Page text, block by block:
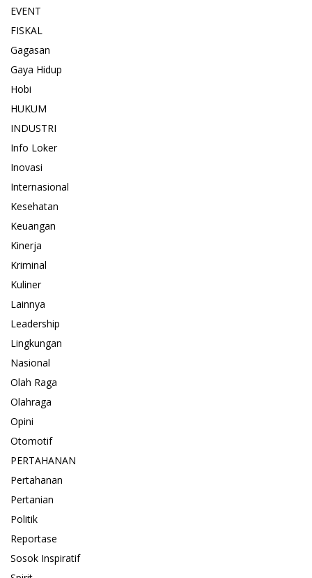
EVENT
FISKAL
Gagasan
Gaya Hidup
Hobi
HUKUM
INDUSTRI
Info Loker
Inovasi
Internasional
Kesehatan
Keuangan
Kinerja
Kriminal
Kuliner
Lainnya
Leadership
Lingkungan
Nasional
Olah Raga
Olahraga
Opini
Otomotif
PERTAHANAN
Pertahanan
Pertanian
Politik
Reportase
Sosok Inspiratif